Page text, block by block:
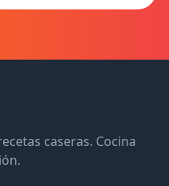
caseras. Cocina